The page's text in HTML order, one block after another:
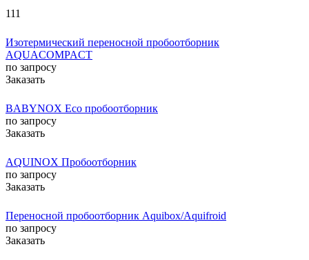
111
Изотермический переносной пробоотборник
AQUACOMPACT
по запросу
Заказать
BABYNOX Eco пробоотборник
по запросу
Заказать
AQUINOX Пробоотборник
по запросу
Заказать
Переносной пробоотборник Aquibox/Aquifroid
по запросу
Заказать